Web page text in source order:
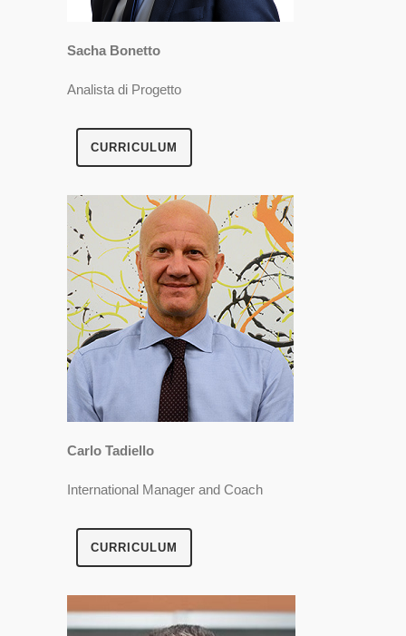
Sacha Bonetto
Analista di Progetto
CURRICULUM
Carlo Tadiello
International Manager and Coach
CURRICULUM